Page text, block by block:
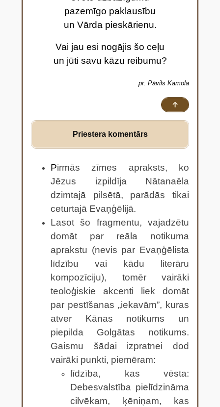
pazemīgo paklausību
un Vārda pieskārienu.
Vai jau esi nogājis šo ceļu
un jūti savu kāzu reibumu?
pr. Pāvils Kamola
↑
Priestera komentārs
Pirmās zīmes apraksts, ko
Jēzus izpildīja Nātanaēla
dzimtajā pilsētā, parādās tikai
ceturtajā Evaņģēlijā.
Lasot šo fragmentu, vajadzētu
domāt par reāla notikuma
aprakstu (nevis par Evaņģēlista
līdzību vai kādu literāru
kompozīciju), tomēr vairāki
teoloģiskie akcenti liek domāt
par pestīšanas „iekavām”, kuras
atver Kānas notikums un
piepilda Golgātas notikums.
Gaismu šādai izpratnei dod
vairāki punkti, piemēram:
līdzība, kas vēsta:
Debesvalstība pielīdzināma
cilvēkam, ķēniņam, kas